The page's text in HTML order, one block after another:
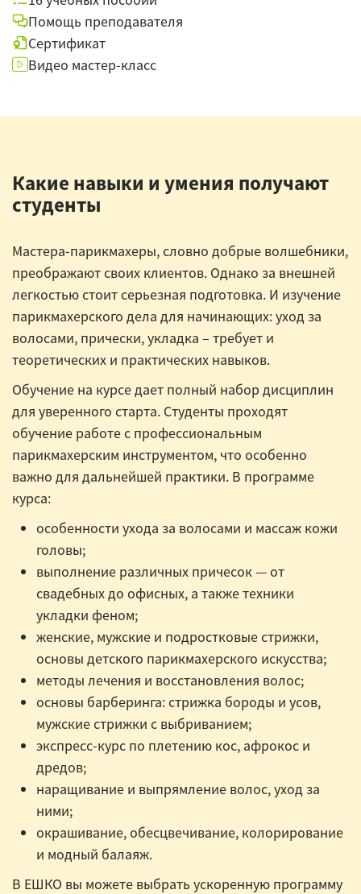
Помощь преподавателя
Сертификат
Видео мастер-класс
Какие навыки и умения получают
студенты
Мастера-парикмахеры, словно добрые волшебники,
преображают своих клиентов. Однако за внешней
легкостью стоит серьезная подготовка. И изучение
парикмахерского дела для начинающих: уход за
волосами, прически, укладка – требует и
теоретических и практических навыков.
Обучение на курсе дает полный набор дисциплин
для уверенного старта. Студенты проходят
обучение работе с профессиональным
парикмахерским инструментом, что особенно
важно для дальнейшей практики. В программе
курса:
особенности ухода за волосами и массаж кожи
головы;
выполнение различных причесок — от
свадебных до офисных, а также техники
укладки феном;
женские, мужские и подростковые стрижки,
основы детского парикмахерского искусства;
методы лечения и восстановления волос;
основы барберинга: стрижка бороды и усов,
мужские стрижки с выбриванием;
экспресс-курс по плетению кос, афрокос и
дредов;
наращивание и выпрямление волос, уход за
ними;
окрашивание, обесцвечивание, колорирование
и модный балаяж.
В ЕШКО вы можете выбрать ускоренную программу